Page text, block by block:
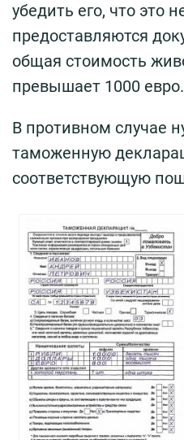
убедить его, что это
предоставляются
общая стоимость
превышает 1000 евро.
В противном случае
таможенную
соответствующую